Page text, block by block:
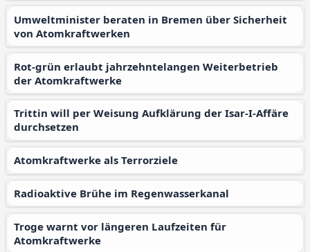
Umweltminister beraten in Bremen über Sicherheit
von Atomkraftwerken
Rot-grün erlaubt jahrzehntelangen Weiterbetrieb
der Atomkraftwerke
Trittin will per Weisung Aufklärung der Isar-I-Affäre
durchsetzen
Atomkraftwerke als Terrorziele
Radioaktive Brühe im Regenwasserkanal
Troge warnt vor längeren Laufzeiten für
Atomkraftwerke